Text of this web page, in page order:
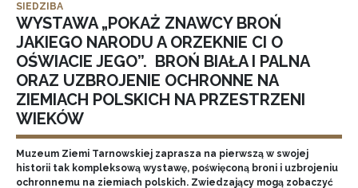
SIEDZIBA
WYSTAWA „POKAŻ ZNAWCY BROŃ
JAKIEGO NARODU A ORZEKNIE CI O
OŚWIACIE JEGO”. BROŃ BIAŁA I PALNA
ORAZ UZBROJENIE OCHRONNE NA
ZIEMIACH POLSKICH NA PRZESTRZENI
WIEKÓW
Muzeum Ziemi Tarnowskiej zaprasza na pierwszą w swojej
historii tak kompleksową wystawę, poświęconą broni i uzbrojeniu
ochronnemu na ziemiach polskich. Zwiedzający mogą zobaczyć